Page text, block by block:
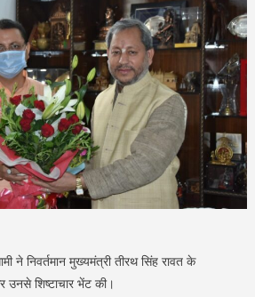
ने निवर्तमान मुख्यमंत्री तीरथ सिंह रावत के
उनसे शिष्टाचार भेंट की।